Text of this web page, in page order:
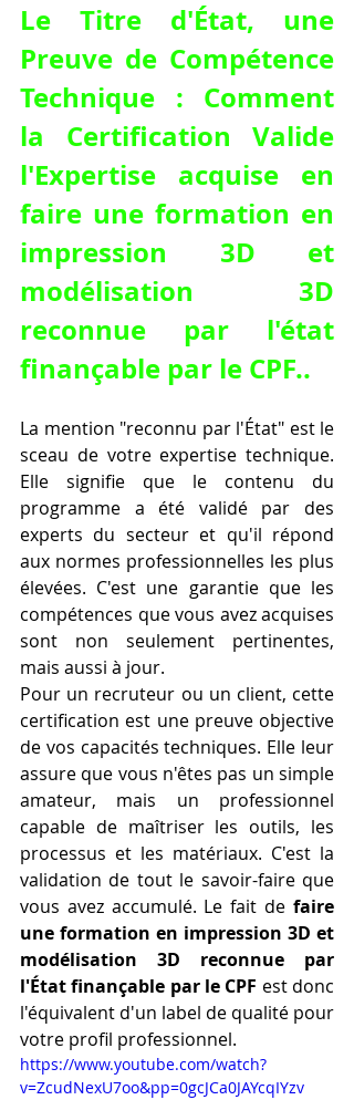
Le Titre d'État, une
Preuve de Compétence
Technique : Comment
la Certification Valide
faire une formation en
impression 3D et
modélisation 3D
reconnue par l'état
finançable par le CPF..
La mention "reconnu par l'État" est le
sceau de votre expertise technique.
Elle signifie que le contenu du
programme a été validé par des
experts du secteur et qu'il répond
aux normes professionnelles les plus
élevées. C'est une garantie que les
compétences que vous avez acquises
sont non seulement pertinentes,
mais aussi à jour.
Pour un recruteur ou un client, cette
certification est une preuve objective
de vos capacités techniques. Elle leur
assure que vous n'êtes pas un simple
amateur, mais un professionnel
capable de maîtriser les outils, les
processus et les matériaux. C'est la
validation de tout le savoir-faire que
vous avez accumulé. Le fait de faire
une formation en impression 3D et
modélisation 3D reconnue par
l'État finançable par le CPF est donc
l'équivalent d'un label de qualité pour
votre profil professionnel.
https://www.youtube.com/watch?
v=ZcudNexU7oo&pp=0gcJCa0JAYcqIYzv